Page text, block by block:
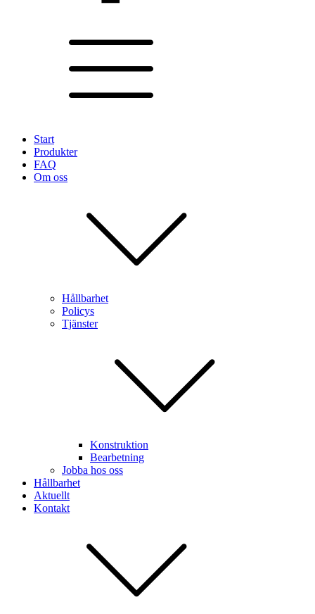
Start
Produkter
FAQ
Om oss
Hållbarhet
Policys
Tjänster
Konstruktion
Bearbetning
Jobba hos oss
Hållbarhet
Aktuellt
Kontakt